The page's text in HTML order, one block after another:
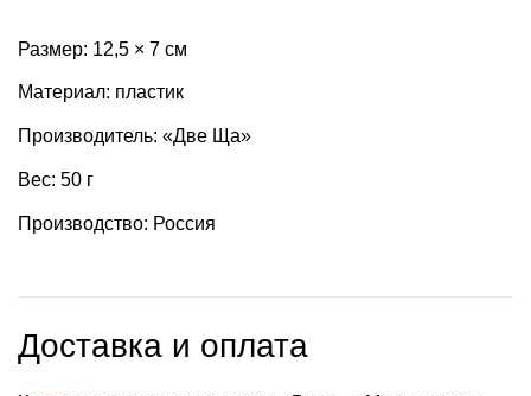
Размер: 12,5 × 7 см
Материал: пластик
Производитель: «Две Ща»
Вес: 50 г
Производство: Россия
Доставка и оплата